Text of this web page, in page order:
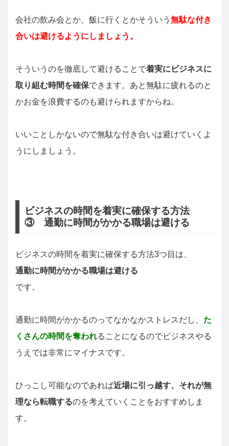
会社の飲み会とか、飯に行くとかそういう 無駄な付き
合いは避けるようにしましょう。
そういうのを徹底して避けることで着実にビジネスに
取り組む時間を確保できます。あと無駄に疲れるのと
かお金を浪費するのも避けられますからね。
いいことしかないので無駄な付き合いは避けていくよ
うにしましょう。
ビジネスの時間を着実に確保する方法
③ 通勤に時間がかかる職場は避ける
ビジネスの時間を着実に確保する方法3つ目は、
通勤に時間がかかる職場は避ける
です。
通勤に時間がかかるのってなかなかストレスだし、 た
くさんの時間を奪われることになるのでビジネスやる
うえでは非常にマイナスです。
ひっこし可能なのであれば近場に引っ越す、それが無
理なら転職するのを考えていくことをおすすめしま
す。